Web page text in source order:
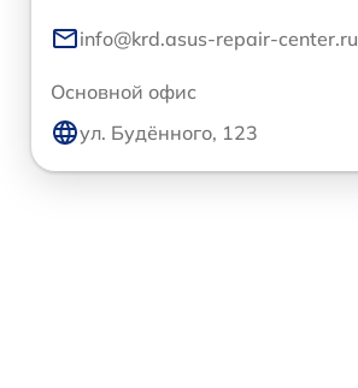
info@krd.asus-repair-center.ru
Основной офис
ул. Будённого, 123